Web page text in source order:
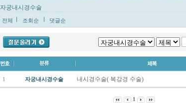
자궁내시경수술
전체 조회순 댓글순
1 자궁내시경수술 내시경수술( 복강경 수술)
1